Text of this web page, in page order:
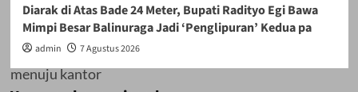
akan bergerak
menuju kantor
Diarak di Atas Bade 24 Meter, Bupati Radityo Egi Bawa
Mimpi Besar Balinuraga Jadi ‘Penglipuran’ Kedua pa
admin 7 Agustus 2026